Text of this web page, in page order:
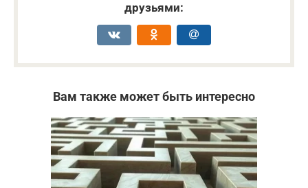
друзьями:
Вам также может быть интересно